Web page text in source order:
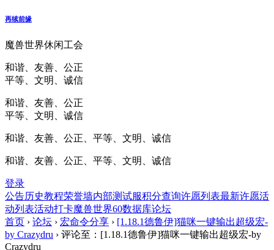
再续前缘
魔兽世界休闲工会
和谐、友善、公正
平等、文明、诚信
和谐、友善、公正
平等、文明、诚信
和谐、友善、公正、平等、文明、诚信
和谐、友善、公正、平等、文明、诚信
登录
公告历史教程荣誉墙内部测试服积分查询许愿列表最新许愿活
动列表活动打卡魔兽世界60数据库论坛
首页 › 论坛 › 宏命令分享 › [1.18.1德鲁伊]猫咪一键输出超级宏-
by Crazydru › 评论至：[1.18.1德鲁伊]猫咪一键输出超级宏-by
Crazydru